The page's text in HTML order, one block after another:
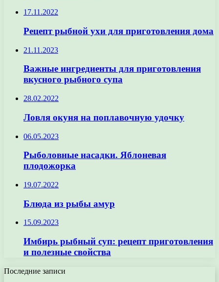
17.11.2022
Рецепт рыбной ухи для приготовления дома
21.11.2023
Важные ингредиенты для приготовления
вкусного рыбного супа
28.02.2022
Ловля окуня на поплавочную удочку
06.05.2023
Рыболовные насадки. Яблоневая
плодожорка
19.07.2022
Блюда из рыбы амур
15.09.2023
Имбирь рыбный суп: рецепт приготовления
и полезные свойства
Последние записи